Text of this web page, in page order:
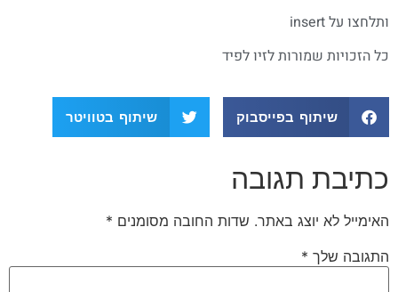
ותלחצו על insert
כל הזכויות שמורות לזיו לפיד
שיתוף בפייסבוק שיתוף בטוויטר
כתיבת תגובה
האימייל לא יוצג באתר. שדות החובה מסומנים *
התגובה שלך *